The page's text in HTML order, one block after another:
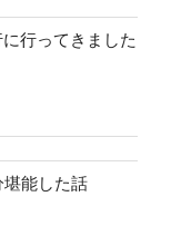
行ってきました
堪能した話